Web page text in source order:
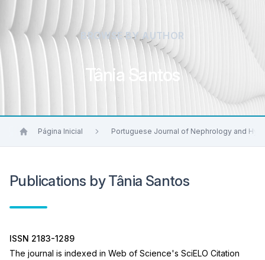
BROWSE BY AUTHOR
Tânia Santos
Página Inicial Portuguese Journal of Nephrology and
Publications by Tânia Santos
ISSN 2183-1289
The journal is indexed in Web of Science's SciELO Citation